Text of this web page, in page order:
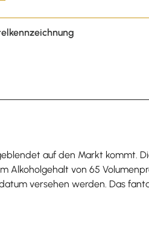
auf den Markt kommt.
Alkoholgehalt von 65
versehen werden. Das